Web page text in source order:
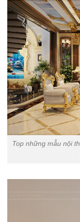
Top những mẫu nội